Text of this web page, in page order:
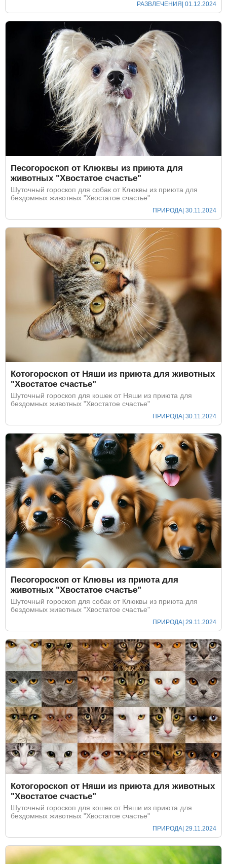
РАЗВЛЕЧЕНИЯ | 01.12.2024
Песогороскоп от Клюквы из приюта для
животных "Хвостатое счастье"
Шуточный гороскоп для собак от Клюквы из приюта для
бездомных животных "Хвостатое счастье"
ПРИРОДА| 30.11.2024
Котогороскоп от Няши из приюта для животных
"Хвостатое счастье"
Шуточный гороскоп для кошек от Няши из приюта для
бездомных животных "Хвостатое счастье"
ПРИРОДА | 30.11.2024
Песогороскоп от Клювы из приюта для
животных "Хвостатое счастье"
Шуточный гороскоп для собак от Клюквы из приюта для
бездомных животных "Хвостатое счастье"
ПРИРОДА | 29.11.2024
Котогороскоп от Няши из приюта для животных
"Хвостатое счастье"
Шуточный гороскоп для кошек от Няши из приюта для
бездомных животных "Хвостатое счастье"
ПРИРОДА| 29.11.2024